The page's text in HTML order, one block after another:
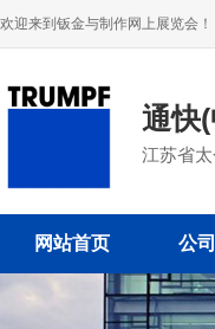
欢迎来到钣金与制作网上展览会！
通快
江苏省
网站首页 公